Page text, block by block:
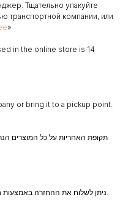
Тщательно упакуйте
транспортной компании, или
»
in the online store is 14
or bring it to a pickup point.
ניתן לשלוח את ההחזרה באמצעות חברת משלוחים או להביא באופן אישי לנקודת איסוף.